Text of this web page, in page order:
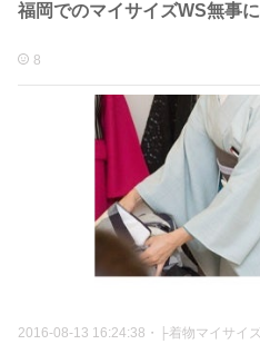
福岡でのマイサイズWS無事
8
2016-08-13 16:24:38 ・ ├着物マイサイ